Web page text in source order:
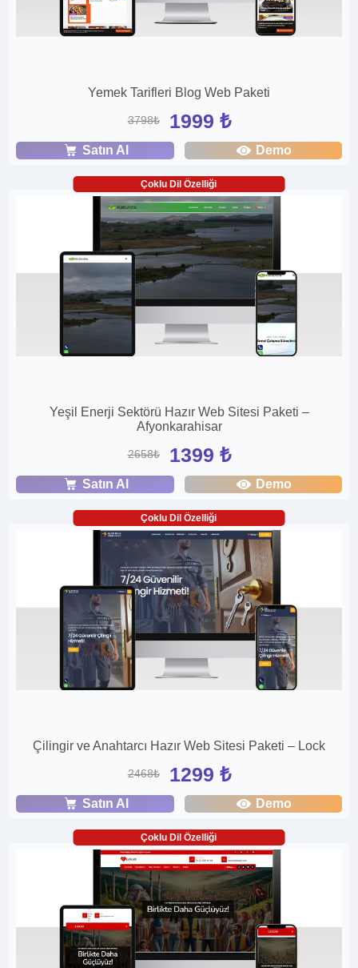
Yemek Tarifleri Blog Web Paketi
3798₺ 1999 ₺
Satın Al Demo
Çoklu Dil Özelliği
Yeşil Enerji Sektörü Hazır Web Sitesi Paketi –
Afyonkarahisar
2658₺ 1399 ₺
Satın Al Demo
Çoklu Dil Özelliği
Çilingir ve Anahtarcı Hazır Web Sitesi Paketi – Lock
2468₺ 1299 ₺
Satın Al Demo
Çoklu Dil Özelliği